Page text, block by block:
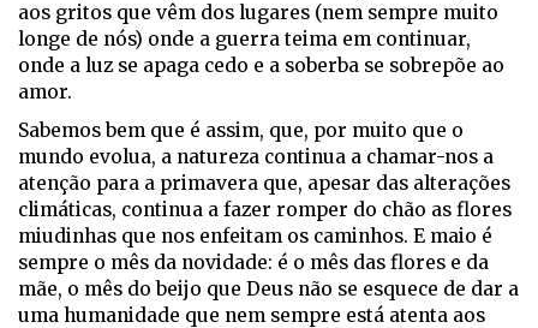
aos gritos que vêm dos lugares (nem sempre muito
longe de nós) onde a guerra teima em continuar,
onde a luz se apaga cedo e a soberba se sobrepõe ao
amor.
Sabemos bem que é assim, que, por muito que o
mundo evolua, a natureza continua a chamar-nos a
atenção para a primavera que, apesar das alterações
climáticas, continua a fazer romper do chão as flores
miudinhas que nos enfeitam os caminhos. E maio é
sempre o mês da novidade: é o mês das flores e da
mãe, o mês do beijo que Deus não se esquece de dar a
uma humanidade que nem sempre está atenta aos